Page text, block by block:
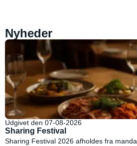
Nyheder
Udgivet den 07-08-2026
Sharing Festival
Sharing Festival 2026 afholdes fra